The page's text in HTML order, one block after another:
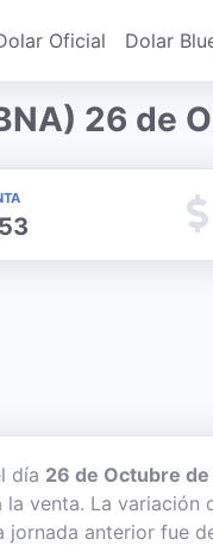
Oficial Dolar
26 de
día 26 de Octubre
la venta. La variación
jornada anterior fue